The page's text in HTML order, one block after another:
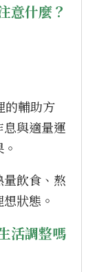
意什麼？
的輔助方
與適量運
飲食、熬
狀態。
活調整嗎